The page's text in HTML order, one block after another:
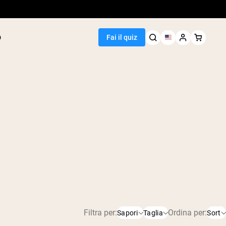
Fai il quiz
Filtra per:Sapori Taglia Ordina per:Sort